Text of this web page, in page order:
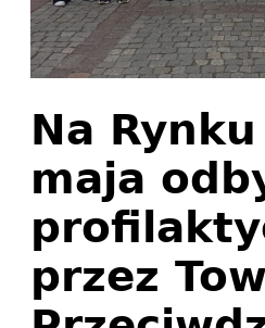
Na
maja
przez